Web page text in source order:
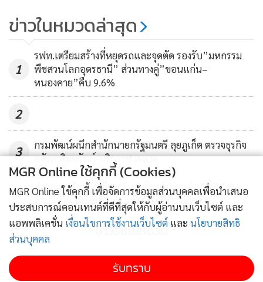
นอกจากนี้ ยังมีบริษัท Arup Group ของสหราชอาณาจักร ได้
คิดค้นแพลตฟอร์ม Life Extension and Asset Management
Platform (LEAP) ที่ช่วยลดการปล่อยก๊าซเรือนกระจกและยืด
อายุการใช้งานของ London Array (ฟาร์มกังหันลมนอกชายฝั่ง
สหราชอาณาจักร) ด้วยการใช้ AI และเซ็นเซอร์อัจฉริยะในการ
ตรวจความสมบูรณ์ของโครงสร้างกังหัน เพื่อให้สามารถบำรุง
รักษาตามความเสี่ยงได้อย่างเหมาะสม โดยตั้งเป้าว่าจะสามารถ
ลดการปล่อยคาร์บอนตลอดอายุการใช้งานลงได้ร้อยละ 15 และ
ลดการปล่อยคาร์บอนลง 45,000 เมตริกตันต่อปี ซึ่งคิดเป็นมูลค่า
ที่ประหยัดได้ 25 ล้านดอลลาร์สหรัฐต่อปี และบริษัท Shell ของ
เนเธอร์แลนด์ ใช้ AI คลาวด์ และข้อมูลที่ได้จากเซ็นเซอร์ เช่น
ความดัน อุณหภูมิ และอัตราการไหล นำมาวิเคราะห์เพื่อ
ปรับปรุงประสิทธิภาพกระบวนการผลิตแบบ Real-time ทำให้
สามารถลดการปล่อยคาร์บอนจากก๊าซ LNG ได้ โดยคาดว่า
เทคโนโลยีนี้จะสามารถลดการปล่อยคาร์บอนได้ 130,000
ข่าวในหมวดล่าสุด
1
รฟท.เตรียมสร้างที่หยุดรถและจุดตัด รองรับ”มหกรรม
พืชสวนโลกอุดรธานี” ส่วนทางคู่”ขอนแก่น–
หนองคาย”คืบ 9.6%
2
3
กรมพัฒน์ผนึกสำนักนายกรัฐมนตรี ลุยภูเก็ต ตรวจธุรกิจ
อสังหาริมทรัพย์-บริการชายหาด
4
ส่งออกทุเรียน 7 เดือน 1.11 ล้านตัน มูลค่า 1.27 แสน
ล้าน แม้ผลผลิตเพิ่ม ต้นทุนสูง คู่แข่งแย่งตลาด
ข่าวอื่นในหมวด
MGR Online ใช้คุกกี้ (Cookies)
MGR Online ใช้คุกกี้ เพื่อจัดการข้อมูลส่วนบุคคลเพื่อนำเสนอ
ประสบการณ์คอนเทนต์ที่ดีที่สุดให้กับผู้อ่านบนเว็บไซต์ และ
แอพพลิเคชั่น เงื่อนไขการใช้งานเว็บไซต์ และ นโยบายสิทธิ
ส่วนบุคคล
รับทราบ